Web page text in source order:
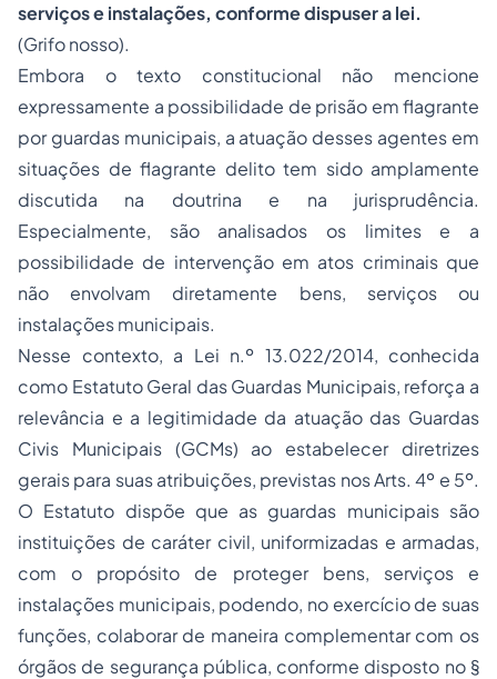
serviços e instalações, conforme dispuser a lei.
(Grifo nosso).
Embora o texto constitucional não mencione
expressamente a possibilidade de prisão em flagrante
por guardas municipais, a atuação desses agentes em
situações de flagrante delito tem sido amplamente
discutida na doutrina e na jurisprudência.
Especialmente, são analisados os limites e a
possibilidade de intervenção em atos criminais que
não envolvam diretamente bens, serviços ou
instalações municipais.
Nesse contexto, a Lei n.º 13.022/2014, conhecida
como Estatuto Geral das Guardas Municipais, reforça a
relevância e a legitimidade da atuação das Guardas
Civis Municipais (GCMs) ao estabelecer diretrizes
gerais para suas atribuições, previstas nos Arts. 4º e 5º.
O Estatuto dispõe que as guardas municipais são
instituições de caráter civil, uniformizadas e armadas,
com o propósito de proteger bens, serviços e
instalações municipais, podendo, no exercício de suas
funções, colaborar de maneira complementar com os
órgãos de segurança pública, conforme disposto no §